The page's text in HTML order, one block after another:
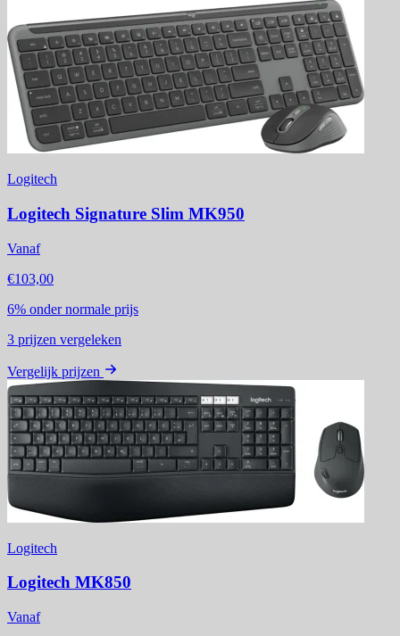
Logitech
Logitech Signature Slim MK950
Vanaf
€103,00
6% onder normale prijs
3 prijzen vergeleken
Vergelijk prijzen
Logitech
Logitech MK850
Vanaf